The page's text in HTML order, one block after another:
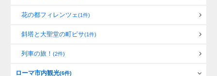
花の都フィレンツェ(1件)
斜塔と大聖堂の町ピサ(1件)
列車の旅！(2件)
ローマ市内観光(6件)